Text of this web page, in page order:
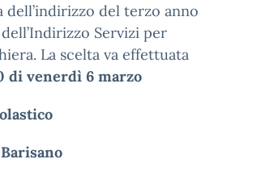
del terzo anno
Servizi per
La scelta va effettuata
di venerdì 6 marzo